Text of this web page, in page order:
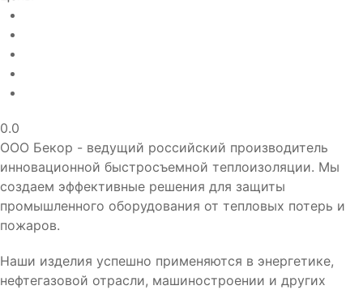
0.0
ООО Бекор - ведущий российский производитель
инновационной быстросъемной теплоизоляции. Мы
создаем эффективные решения для защиты
промышленного оборудования от тепловых потерь и
пожаров.
Наши изделия успешно применяются в энергетике,
нефтегазовой отрасли, машиностроении и других